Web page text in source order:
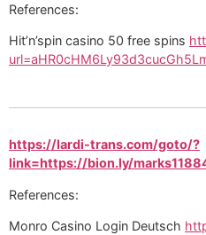
References:
Hit’n’spin casino 50 free spins
https://lardi-trans.com/goto/?
link=https://bion.ly/
References:
Monro Casino Login Deutsch